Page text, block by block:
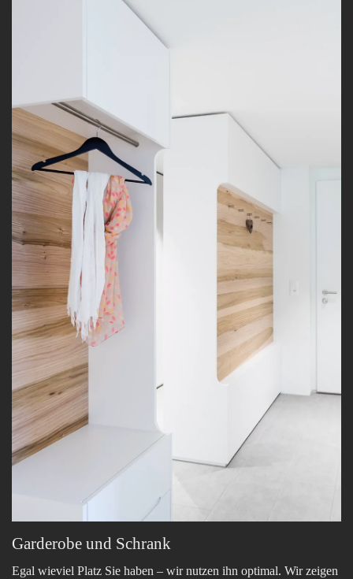
Garderobe und Schrank
Egal wieviel Platz Sie haben – wir nutzen ihn optimal. Wir zeigen